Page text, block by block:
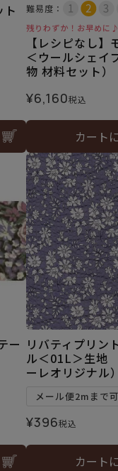
ト
難易度：
残りわずか！お早めに♪
【レシピなし】
＜ウールシェイ
物 材料セット）
¥6,160税込
カート
ー リバティプリン
ル＜01L＞生地
ーレオリジナル
メール便2mまで可
¥396税込
カート